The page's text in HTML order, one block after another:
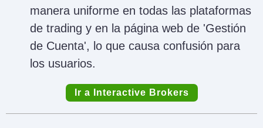
manera uniforme en todas las plataformas
de trading y en la página web de 'Gestión
de Cuenta', lo que causa confusión para
los usuarios.
Ir a Interactive Brokers